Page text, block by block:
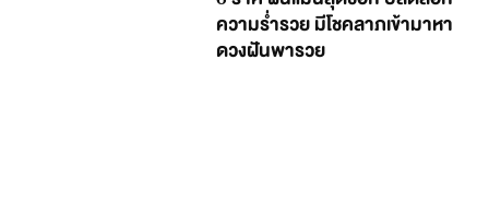
ความร่ำรวย มีโชคลาภเข้ามาหา
ดวงฝันพารวย